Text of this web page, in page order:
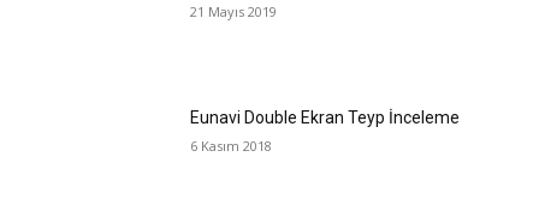
21 Mayıs 2019
Eunavi Double Ekran Teyp İnceleme
6 Kasım 2018